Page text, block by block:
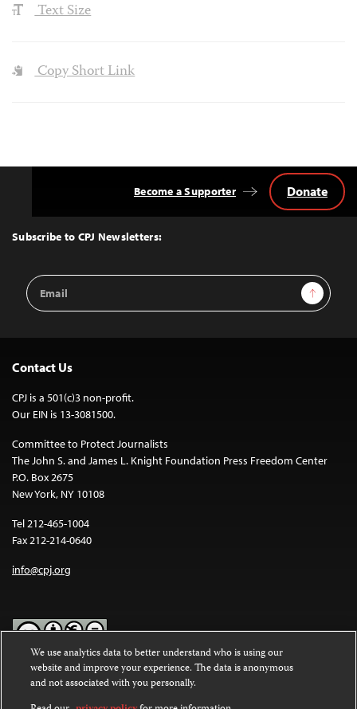
Text Size
Copy Short Link
Top
Subscribe to CPJ Newsletters:
Email
Address
Sign Up
Become a Supporter Donate
Contact Us
CPJ is a 501(c)3 non-profit.
Our EIN is 13-3081500.
Committee to Protect Journalists
The John S. and James L. Knight Foundation Press Freedom Center
P.O. Box 2675
New York, NY 10108
Tel 212-465-1004
Fax 212-214-0640
info@cpj.org
Except where noted, text on this website is licensed under a
Commons Attribution-NonCommercial-NoDerivatives 4.0
International License.
We use analytics data to better understand who is using our
website and improve your experience. The data is anonymous
and not associated with you personally.